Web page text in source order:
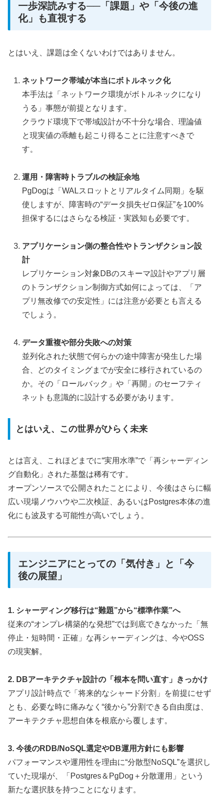
一歩深読みする──「課題」や「今後の進
化」も直視する
とはいえ、課題は全くないわけではありません。
ネットワーク帯域が本当にボトルネック化
本手法は「ネットワーク環境がボトルネックになり
うる」事態が前提となります。
クラウド環境下で帯域設計が不十分な場合、理論値
と現実値の乖離も起こり得ることに注意すべきで
す。
運用・障害時トラブルの検証余地
PgDogは「WALスロットとリアルタイム同期」を駆
使しますが、障害時の“データ損失ゼロ保証”を100%
担保するにはさらなる検証・実践知も必要です。
アプリケーション側の整合性やトランザクション設
計
レプリケーション対象DBのスキーマ設計やアプリ層
のトランザクション制御方式如何によっては、「ア
プリ無改修での安定性」には注意が必要とも言える
でしょう。
データ重複や部分失敗への対策
並列化された状態で何らかの途中障害が発生した場
合、どのタイミングまでが安全に移行されているの
か。その「ロールバック」や「再開」のセーフティ
ネットも意識的に設計する必要があります。
とはいえ、この世界がひらく未来
とは言え、これほどまでに“実用水準”で「再シャーディン
グ自動化」された基盤は稀有です。
オープンソースで公開されたことにより、今後はさらに幅
広い現場ノウハウや二次検証、あるいはPostgres本体の進
化にも波及する可能性が高いでしょう。
エンジニアにとっての「気付き」と「今
後の展望」
1. シャーディング移行は“難題”から“標準作業”へ
従来の“オンプレ構築的な発想”では到底できなかった「無
停止・短時間・正確」な再シャーディングは、今やOSS
の現実解。
2. DBアーキテクチャ設計の「根本を問い直す」きっかけ
アプリ設計時点で「将来的なシャード分割」を前提にせず
とも、必要な時に痛みなく“後から”分割できる自由度は、
アーキテクチャ思想自体を根底から覆します。
3. 今後のRDB/NoSQL選定やDB運用方針にも影響
パフォーマンスや運用性を理由に“分散型NoSQL”を選択し
ていた現場が、「Postgres＆PgDog＋分散運用」という
新たな選択肢を持つことになります。